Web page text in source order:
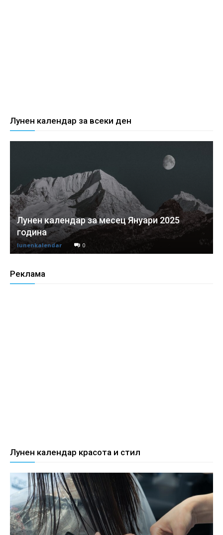
Лунен календар за всеки ден
Лунен календар за месец Януари 2025
година
lunenkalendar 0
Реклама
Лунен календар красота и стил